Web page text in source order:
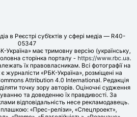
в Реєстрі суб’єктів у сфері медіа — R40-
05347
Україна» має тримовну версію (українську,
сторінка порталу - https://www.rbc.ua.
їх правовласникам. Всі фотографії на
журналісти «РБК-Україна», розміщені на
Attribution 4.0 International. Редакція
точку зору авторів. Оціночні судження
та доведенню їх правдивості. За
відповідальність несе рекламодавець.
плашкою: «Прес-релізи», «Спецпроект»,